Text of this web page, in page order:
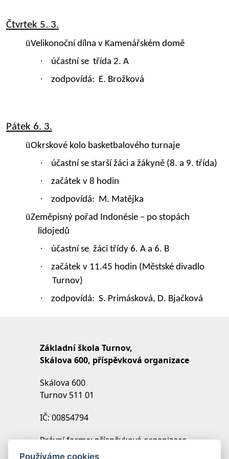
Čtvrtek 5. 3.
üVelikonoční dílna v Kamenářském domě
· účastní se třída 2. A
· zodpovídá: E. Brožková
Pátek 6. 3.
üOkrskové kolo basketbalového turnaje
· účastní se starší žáci a žákyně (8. a 9. třída)
· začátek v 8 hodin
· zodpovídá: M. Matějka
üZeměpisný pořad Indonésie – po stopách
lidojedů
· účastní se žáci třídy 6. A a 6. B
·
začátek v 11.45 hodin (Městské divadlo
Turnov)
· zodpovídá: S. Primásková, D. Bjačková
Základní škola Turnov,
Skálova 600, příspěvková organizace
Skálova 600
Turnov 511 01
IČ: 00854794
Právní forma: příspěvková organizace
IZO: 102454027
Používáme cookies